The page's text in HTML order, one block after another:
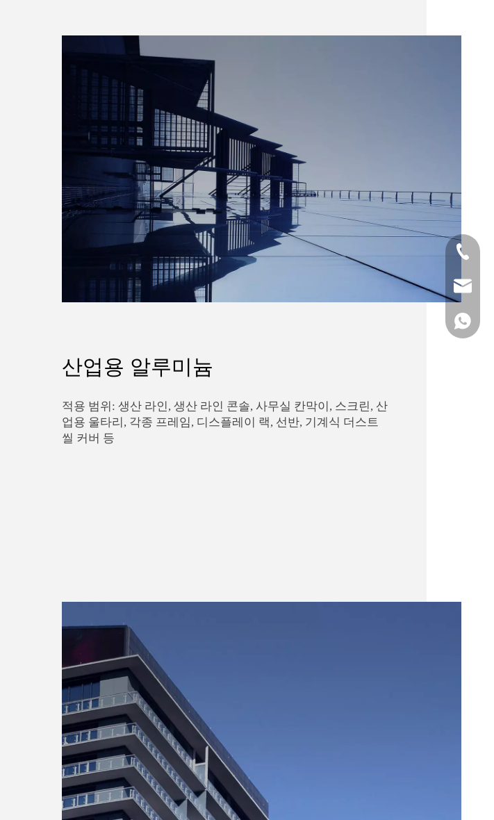
산업용 알루미늄
적용 범위: 생산 라인, 생산 라인 콘솔, 사무실 칸막이, 스크린, 산
업용 울타리, 각종 프레임, 디스플레이 랙, 선반, 기계식 더스트
씰 커버 등
0572-